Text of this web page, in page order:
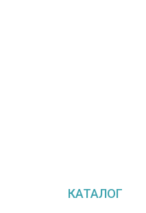
Яблоко
КАТАЛОГ